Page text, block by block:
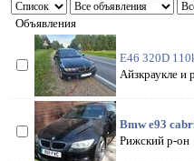
Объявления
E46 320D
Айзкраукле и
Bmw e93
Рижский р-он